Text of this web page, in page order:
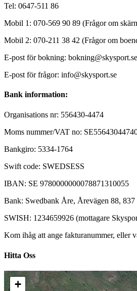
Tel: 0647-511 86
Mobil 1: 070-569 90 89 (Frågor om
Mobil 2: 070-211 38 42 (Frågor om
E-post för bokning: bokning@skysport.se
E-post för frågor: info@skysport.se
Bank information:
Organisations nr: 556430-4474
Moms nummer/VAT no:
Bankgiro: 5334-1764
Swift code: SWEDSESS
IBAN: SE 9780000000078871310055
Bank: Swedbank Åre, Årevägen 88,
SWISH: 1234659926 (mottagare
Kom ihåg att ange fakturanummer, eller
Hitta Oss
+